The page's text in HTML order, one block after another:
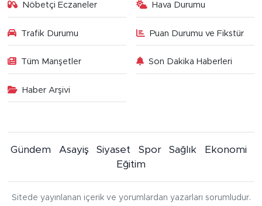
Nöbetçi Eczaneler Hava Durumu
Trafik Durumu Puan Durumu ve Fikstür
Tüm Manşetler Son Dakika Haberleri
Haber Arşivi
Gündem Asayiş Siyaset Spor Sağlık
Ekonomi
Eğitim
Sitede yayınlanan içerik ve yorumlardan yazarları sorumludur.